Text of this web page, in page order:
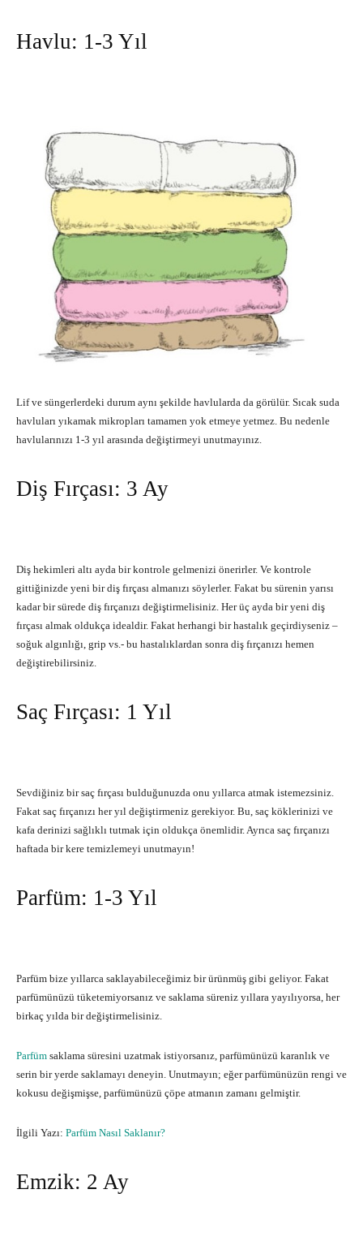
Havlu: 1-3 Yıl
Lif ve süngerlerdeki durum aynı şekilde havlularda da görülür. Sıcak suda
havluları yıkamak mikropları tamamen yok etmeye yetmez. Bu nedenle
havlularınızı 1-3 yıl arasında değiştirmeyi unutmayınız.
Diş Fırçası: 3 Ay
Diş hekimleri altı ayda bir kontrole gelmenizi önerirler. Ve kontrole
gittiğinizde yeni bir diş fırçası almanızı söylerler. Fakat bu sürenin yarısı
kadar bir sürede diş fırçanızı değiştirmelisiniz. Her üç ayda bir yeni diş
fırçası almak oldukça idealdir. Fakat herhangi bir hastalık geçirdiyseniz –
soğuk algınlığı, grip vs.- bu hastalıklardan sonra diş fırçanızı hemen
değiştirebilirsiniz.
Saç Fırçası: 1 Yıl
Sevdiğiniz bir saç fırçası bulduğunuzda onu yıllarca atmak istemezsiniz.
Fakat saç fırçanızı her yıl değiştirmeniz gerekiyor. Bu, saç köklerinizi ve
kafa derinizi sağlıklı tutmak için oldukça önemlidir. Ayrıca saç fırçanızı
haftada bir kere temizlemeyi unutmayın!
Parfüm: 1-3 Yıl
Parfüm bize yıllarca saklayabileceğimiz bir ürünmüş gibi geliyor. Fakat
parfümünüzü tüketemiyorsanız ve saklama süreniz yıllara yayılıyorsa, her
birkaç yılda bir değiştirmelisiniz.
Parfüm saklama süresini uzatmak istiyorsanız, parfümünüzü karanlık ve
serin bir yerde saklamayı deneyin. Unutmayın; eğer parfümünüzün rengi ve
kokusu değişmişse, parfümünüzü çöpe atmanın zamanı gelmiştir.
İlgili Yazı: Parfüm Nasıl Saklanır?
Emzik: 2 Ay